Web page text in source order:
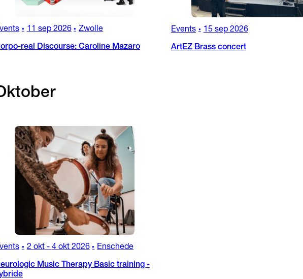
• 11 sep 2026 • Zwolle
real Discourse: Caroline Mazaro
Events • 15 sep 2026
ArtEZ Brass concert
• 2 okt- 4 okt 2026 • Enschede
Music Therapy Basic training -